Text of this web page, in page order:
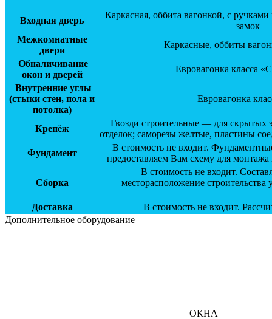
Входная дверь
Каркасная, оббита вагонкой, с
замок
Межкомнатные
двери
Каркасные, оббиты
Обналичивание
окон и дверей
Евровагонка класса
Внутренние углы
(стыки стен, пола и
потолка)
Евровагонка
Крепёж
Гвозди строительные — для скрытых
отделок; саморезы желтые, пластины
Фундамент
В стоимость не входит.
предоставляем Вам схему для
Сборка
В стоимость не входит.
месторасположение
Доставка
В стоимость не входит.
Дополнительное оборудование
ОКНА